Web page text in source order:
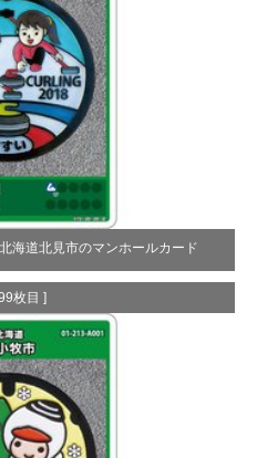
海道北見市のマンホールカード
枚目 ]